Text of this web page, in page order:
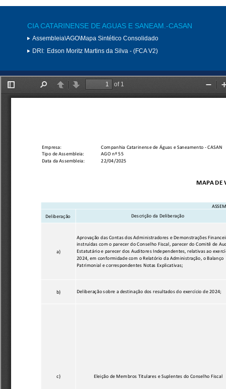
CIA CATARINENSE DE AGUAS E SANEAM.-CASAN
Assembleia\AGO\Mapa Sintético Consolidado
DRI: Edson Moritz Martins da Silva - (FCA V2)